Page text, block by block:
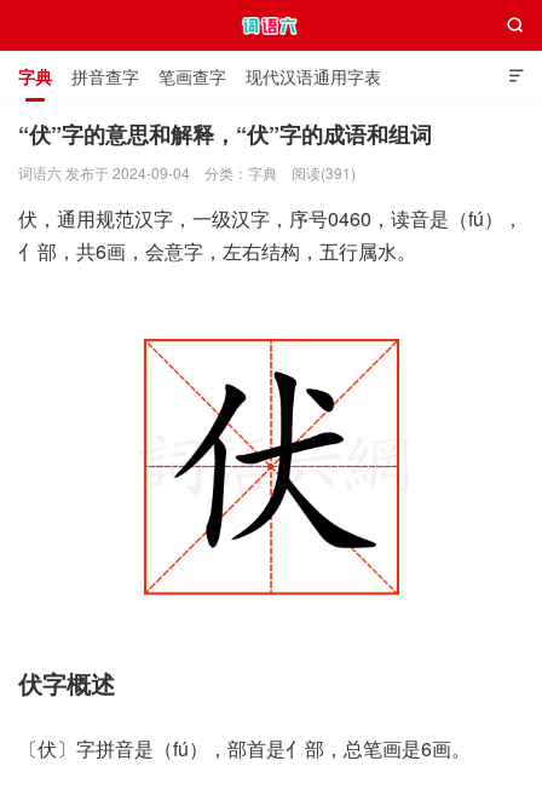

字典 拼音查字 笔画查字 现代汉语通用字表
通用规范汉字表 叠字大全 独体字大全 极简英语词典

“伏”字的意思和解释，“伏”字的成语和组词
词语六 发布于 2024-09-04 分类： 字典 阅读(391)
伏，通用规范汉字，一级汉字，序号0460，读音是（fú），
亻部，共6画，会意字，左右结构，五行属水。
伏字概述
〔伏〕字拼音是（fú），部首是亻部，总笔画是6画。